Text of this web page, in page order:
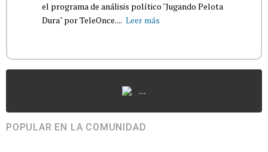
el programa de análisis político "Jugando Pelota
Dura" por TeleOnce.... Leer más
...
POPULAR EN LA COMUNIDAD